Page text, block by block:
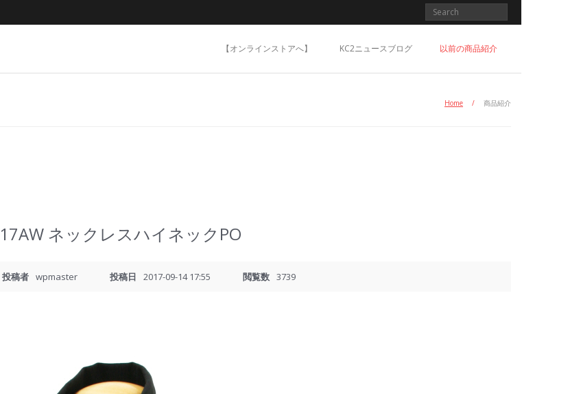
【オンラインストアへ】 KC2ニュースブログ 以前の商品紹介
Home / 商品紹介
17AW ネックレスハイネックPO
投稿者 wpmaster 投稿日 2017-09-14 17:55 閲覧数 3739